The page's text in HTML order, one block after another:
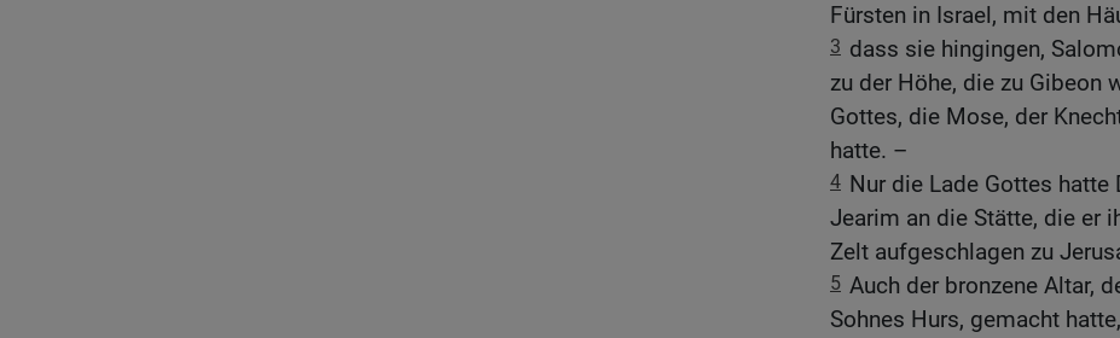
Fürsten in Israel, mit den
3 dass sie hingingen,
zu der Höhe, die zu Gibeon
Gottes, die Mose, der
hatte. –
4 Nur die Lade Gottes hatte
Jearim an die Stätte, die er
Zelt aufgeschlagen zu
5 Auch der bronzene Altar,
Sohnes Hurs, gemacht